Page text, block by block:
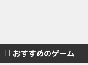
おすすめのゲーム